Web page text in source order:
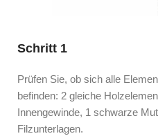
Schritt 1
Prüfen Sie, ob sich alle
befinden: 2 gleiche
Innengewinde, 1 schwarze
Filzunterlagen.